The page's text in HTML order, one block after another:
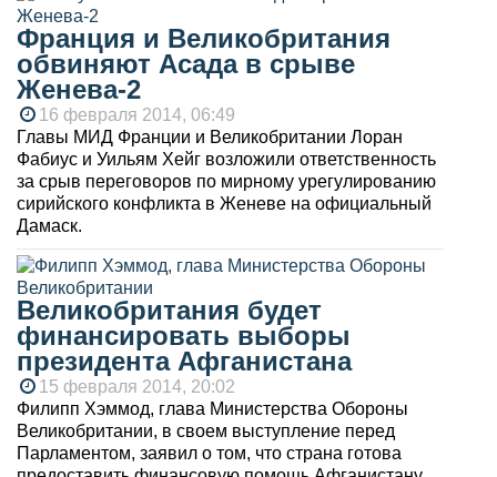
Франция и Великобритания
обвиняют Асада в срыве
Женева-2
16 февраля 2014, 06:49
Главы МИД Франции и Великобритании Лоран
Фабиус и Уильям Хейг возложили ответственность
за срыв переговоров по мирному урегулированию
сирийского конфликта в Женеве на официальный
Дамаск.
Великобритания будет
финансировать выборы
президента Афганистана
15 февраля 2014, 20:02
Филипп Хэммод, глава Министерства Обороны
Великобритании, в своем выступление перед
Парламентом, заявил о том, что страна готова